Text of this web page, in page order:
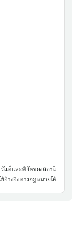
วันที่และพิกัดของสถานี
อ้างอิงทางกฏหมายได้